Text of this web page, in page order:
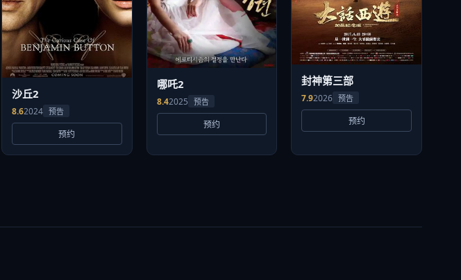
沙丘2
8.62024 预告
预约
哪吒2
8.42025 预告
预约
封神第三部
7.92026 预告
预约